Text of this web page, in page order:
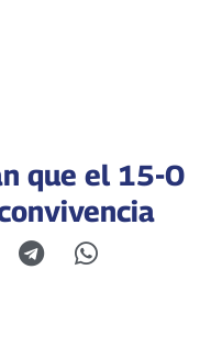
que el 15-O